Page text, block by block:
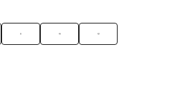
8 10 12